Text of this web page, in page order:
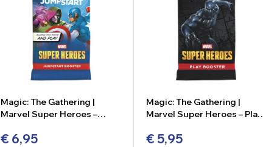
Magic: The Gathering |
Marvel Super Heroes –
€ 6,95
Magic: The Gathering |
Marvel Super Heroes – Play
€ 5,95